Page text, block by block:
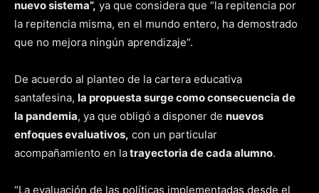
nuevo sistema”, ya que considera que “la repitencia por
la repitencia misma, en el mundo entero, ha demostrado
que no mejora ningún aprendizaje”.
De acuerdo al planteo de la cartera educativa
santafesina, la propuesta surge como consecuencia de
la pandemia, ya que obligó a disponer de nuevos
enfoques evaluativos, con un particular
acompañamiento en latrayectoria de cada alumno.
“La evaluación de las políticas implementadas desde el